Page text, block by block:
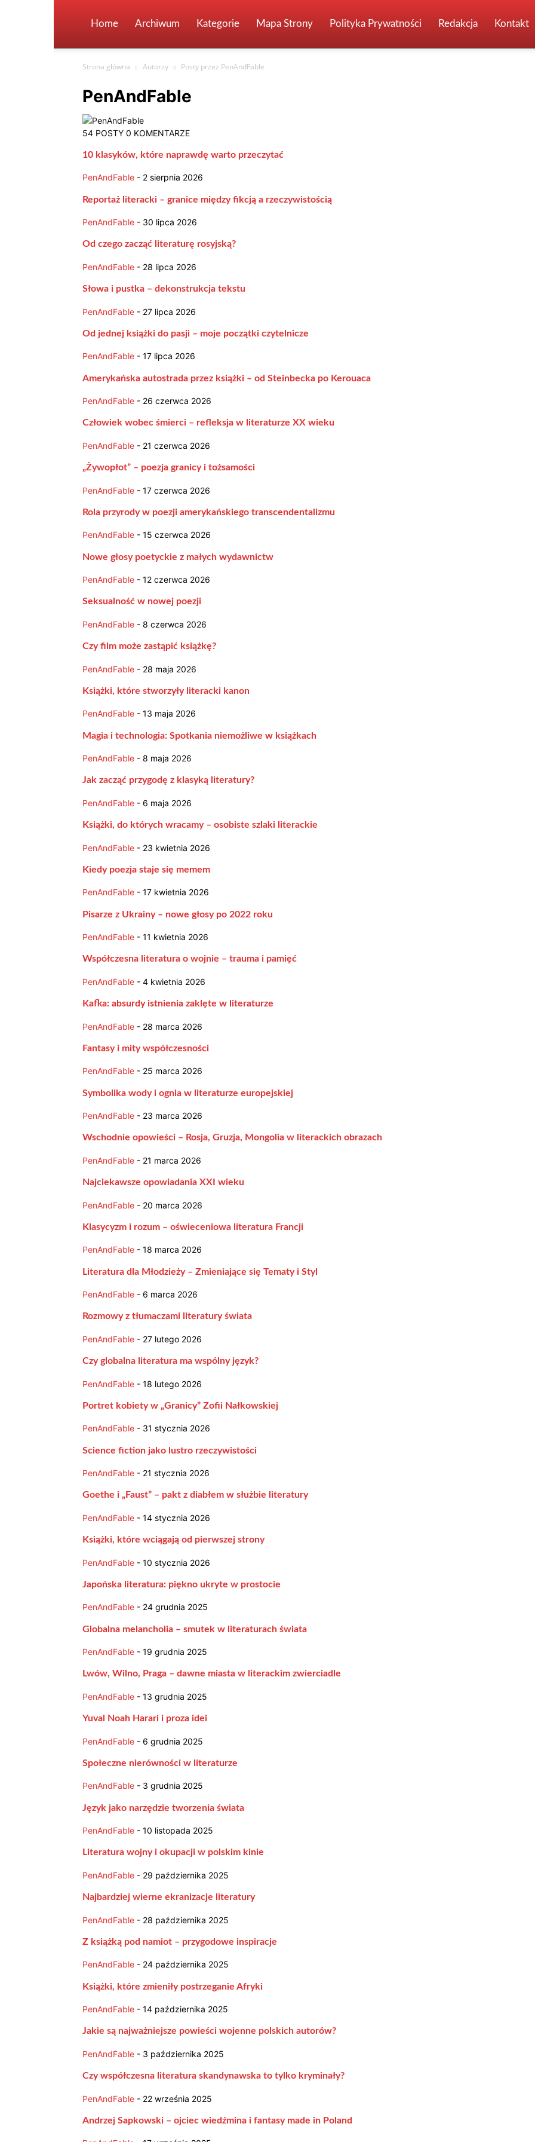
Home Archiwum Kategorie Mapa Strony Polityka Prywatności Redakcja Kontakt
Strona główna Autorzy Posty przez PenAndFable
PenAndFable
54 POSTY 0 KOMENTARZE
10 klasyków, które naprawdę warto przeczytać
PenAndFable - 2 sierpnia 2026
Reportaż literacki – granice między fikcją a rzeczywistością
PenAndFable - 30 lipca 2026
Od czego zacząć literaturę rosyjską?
PenAndFable - 28 lipca 2026
Słowa i pustka – dekonstrukcja tekstu
PenAndFable - 27 lipca 2026
Od jednej książki do pasji – moje początki czytelnicze
PenAndFable - 17 lipca 2026
Amerykańska autostrada przez książki – od Steinbecka po Kerouaca
PenAndFable - 26 czerwca 2026
Człowiek wobec śmierci – refleksja w literaturze XX wieku
PenAndFable - 21 czerwca 2026
„Żywopłot” – poezja granicy i tożsamości
PenAndFable - 17 czerwca 2026
Rola przyrody w poezji amerykańskiego transcendentalizmu
PenAndFable - 15 czerwca 2026
Nowe głosy poetyckie z małych wydawnictw
PenAndFable - 12 czerwca 2026
Seksualność w nowej poezji
PenAndFable - 8 czerwca 2026
Czy film może zastąpić książkę?
PenAndFable - 28 maja 2026
Książki, które stworzyły literacki kanon
PenAndFable - 13 maja 2026
Magia i technologia: Spotkania niemożliwe w książkach
PenAndFable - 8 maja 2026
Jak zacząć przygodę z klasyką literatury?
PenAndFable - 6 maja 2026
Książki, do których wracamy – osobiste szlaki literackie
PenAndFable - 23 kwietnia 2026
Kiedy poezja staje się memem
PenAndFable - 17 kwietnia 2026
Pisarze z Ukrainy – nowe głosy po 2022 roku
PenAndFable - 11 kwietnia 2026
Współczesna literatura o wojnie – trauma i pamięć
PenAndFable - 4 kwietnia 2026
Kafka: absurdy istnienia zaklęte w literaturze
PenAndFable - 28 marca 2026
Fantasy i mity współczesności
PenAndFable - 25 marca 2026
Symbolika wody i ognia w literaturze europejskiej
PenAndFable - 23 marca 2026
Wschodnie opowieści – Rosja, Gruzja, Mongolia w literackich obrazach
PenAndFable - 21 marca 2026
Najciekawsze opowiadania XXI wieku
PenAndFable - 20 marca 2026
Klasycyzm i rozum – oświeceniowa literatura Francji
PenAndFable - 18 marca 2026
Literatura dla Młodzieży – Zmieniające się Tematy i Styl
PenAndFable - 6 marca 2026
Rozmowy z tłumaczami literatury świata
PenAndFable - 27 lutego 2026
Czy globalna literatura ma wspólny język?
PenAndFable - 18 lutego 2026
Portret kobiety w „Granicy” Zofii Nałkowskiej
PenAndFable - 31 stycznia 2026
Science fiction jako lustro rzeczywistości
PenAndFable - 21 stycznia 2026
Goethe i „Faust” – pakt z diabłem w służbie literatury
PenAndFable - 14 stycznia 2026
Książki, które wciągają od pierwszej strony
PenAndFable - 10 stycznia 2026
Japońska literatura: piękno ukryte w prostocie
PenAndFable - 24 grudnia 2025
Globalna melancholia – smutek w literaturach świata
PenAndFable - 19 grudnia 2025
Lwów, Wilno, Praga – dawne miasta w literackim zwierciadle
PenAndFable - 13 grudnia 2025
Yuval Noah Harari i proza idei
PenAndFable - 6 grudnia 2025
Społeczne nierówności w literaturze
PenAndFable - 3 grudnia 2025
Język jako narzędzie tworzenia świata
PenAndFable - 10 listopada 2025
Literatura wojny i okupacji w polskim kinie
PenAndFable - 29 października 2025
Najbardziej wierne ekranizacje literatury
PenAndFable - 28 października 2025
Z książką pod namiot – przygodowe inspiracje
PenAndFable - 24 października 2025
Książki, które zmieniły postrzeganie Afryki
PenAndFable - 14 października 2025
Jakie są najważniejsze powieści wojenne polskich autorów?
PenAndFable - 3 października 2025
Czy współczesna literatura skandynawska to tylko kryminały?
PenAndFable - 22 września 2025
Andrzej Sapkowski – ojciec wiedźmina i fantasy made in Poland